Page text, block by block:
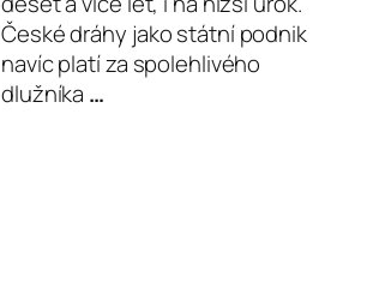
České dráhy jako státní podnik
navíc platí za spolehlivého
dlužníka …